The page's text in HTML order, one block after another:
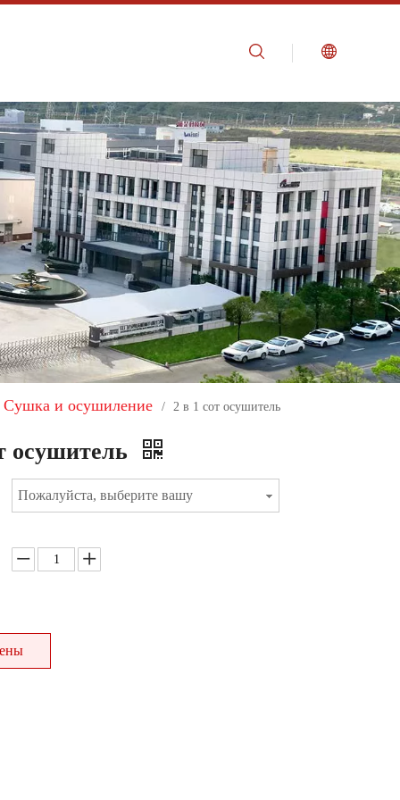
Сушка и осушиление / 2 в 1 сот осушитель
осушитель
Пожалуйста, выберите вашу